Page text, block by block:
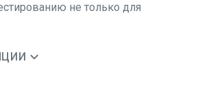
не только для